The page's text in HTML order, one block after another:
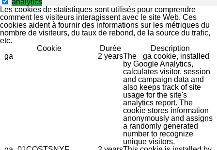
analytics
Les cookies de statistiques sont utilisés pour comprendre
comment les visiteurs interagissent avec le site Web. Ces
cookies aident à fournir des informations sur les métriques du
nombre de visiteurs, du taux de rebond, de la source du trafic,
etc.
Cookie
Durée
Description
_ga
2 yearsThe _ga cookie, installed
by Google Analytics,
calculates visitor, session
and campaign data and
also keeps track of site
usage for the site's
analytics report. The
cookie stores information
anonymously and assigns
a randomly generated
number to recognize
unique visitors.